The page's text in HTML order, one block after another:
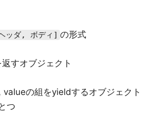
ッダ, ボディ] の形式
すオブジェクト
の組をyieldするオブジェクト
つ